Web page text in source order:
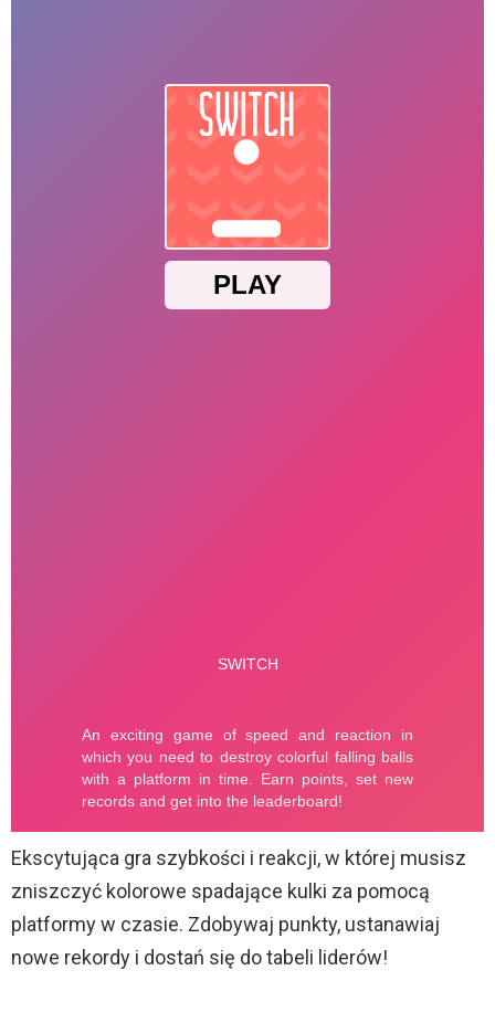
Ekscytująca gra szybkości i reakcji, w której musisz
zniszczyć kolorowe spadające kulki za pomocą
platformy w czasie. Zdobywaj punkty, ustanawiaj
nowe rekordy i dostań się do tabeli liderów!